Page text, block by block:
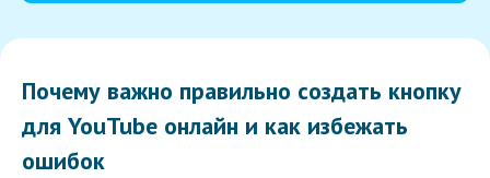
Почему важно правильно создать кнопку
для YouTube онлайн и как избежать
ошибок